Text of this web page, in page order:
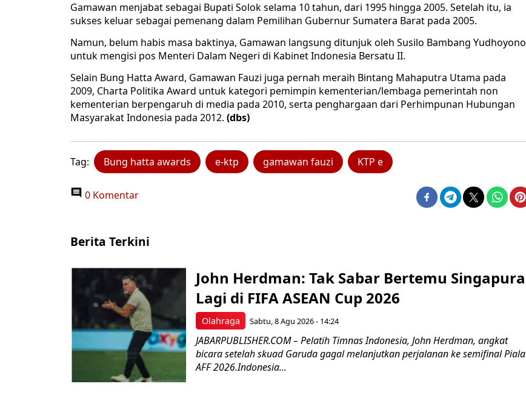
Gamawan menjabat sebagai Bupati Solok selama 10 tahun, dari 1995 hingga 2005. Setelah itu, ia
sukses keluar sebagai pemenang dalam Pemilihan Gubernur Sumatera Barat pada 2005.
Namun, belum habis masa baktinya, Gamawan langsung ditunjuk oleh Susilo Bambang Yudhoyono
untuk mengisi pos Menteri Dalam Negeri di Kabinet Indonesia Bersatu II.
Selain Bung Hatta Award, Gamawan Fauzi juga pernah meraih Bintang Mahaputra Utama pada
2009, Charta Politika Award untuk kategori pemimpin kementerian/lembaga pemerintah non
kementerian berpengaruh di media pada 2010, serta penghargaan dari Perhimpunan Hubungan
Masyarakat Indonesia pada 2012. (dbs)
Tag: Bung hatta awards e-ktp gamawan fauzi KTP e
0 Komentar
Berita Terkini
Olahraga
John Herdman: Tak Sabar Bertemu Singapura
Lagi di FIFA ASEAN Cup 2026
Sabtu, 8 Agu 2026 - 14:24
JABARPUBLISHER.COM – Pelatih Timnas Indonesia, John Herdman, angkat
bicara setelah skuad Garuda gagal melanjutkan perjalanan ke semifinal Piala
AFF 2026.Indonesia...